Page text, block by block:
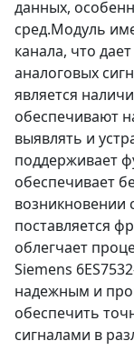
данных,
сред.Модуль
канала, что
аналоговых
является
обеспечивают
выявлять и
поддерживает
обеспечивает
возникновении
поставляется
облегчает
Siemens
надежным и
обеспечить
сигналами в